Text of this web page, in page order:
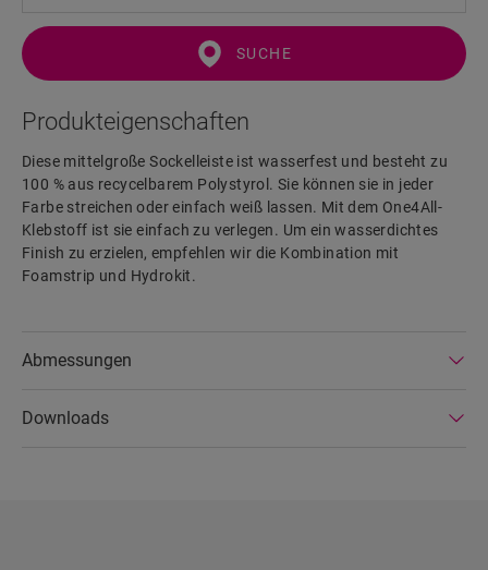
SUCHE
Produkteigenschaften
Diese mittelgroße Sockelleiste ist wasserfest und besteht zu
100 % aus recycelbarem Polystyrol. Sie können sie in jeder
Farbe streichen oder einfach weiß lassen. Mit dem One4All-
Klebstoff ist sie einfach zu verlegen. Um ein wasserdichtes
Finish zu erzielen, empfehlen wir die Kombination mit
Foamstrip und Hydrokit.
Abmessungen
Downloads